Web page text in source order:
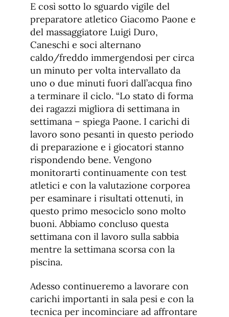
E così sotto lo sguardo vigile del
preparatore atletico Giacomo Paone e
del massaggiatore Luigi Duro,
Caneschi e soci alternano
caldo/freddo immergendosi per circa
un minuto per volta intervallato da
uno o due minuti fuori dall’acqua fino
a terminare il ciclo. “Lo stato di forma
dei ragazzi migliora di settimana in
settimana – spiega Paone. I carichi di
lavoro sono pesanti in questo periodo
di preparazione e i giocatori stanno
rispondendo bene. Vengono
monitorarti continuamente con test
atletici e con la valutazione corporea
per esaminare i risultati ottenuti, in
questo primo mesociclo sono molto
buoni. Abbiamo concluso questa
settimana con il lavoro sulla sabbia
mentre la settimana scorsa con la
piscina.
Adesso continueremo a lavorare con
carichi importanti in sala pesi e con la
tecnica per incominciare ad affrontare